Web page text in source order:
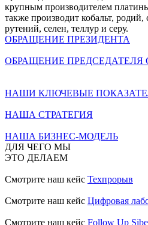
крупным производителем
также производит кобальт, родий,
рутений, селен, теллур и серу.
ОБРАЩЕНИЕ ПРЕЗИДЕНТА
ОБРАЩЕНИЕ ПРЕДСЕДАТЕЛЯ
НАШИ КЛЮЧЕВЫЕ
НАША СТРАТЕГИЯ
НАША БИЗНЕС-МОДЕЛЬ
ДЛЯ ЧЕГО МЫ
ЭТО ДЕЛАЕМ
Смотрите наш кейс Техпрорыв
Смотрите наш кейс Цифровая
Смотрите наш кейс Follow Up